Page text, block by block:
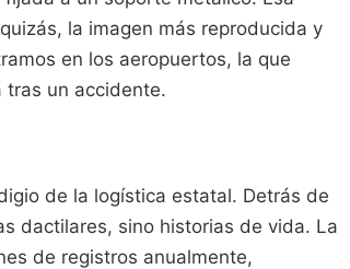
la imagen más reproducida y
en los aeropuertos, la que
tras un accidente.
de la logística estatal. Detrás de
dactilares, sino historias de vida. La
de registros anualmente,